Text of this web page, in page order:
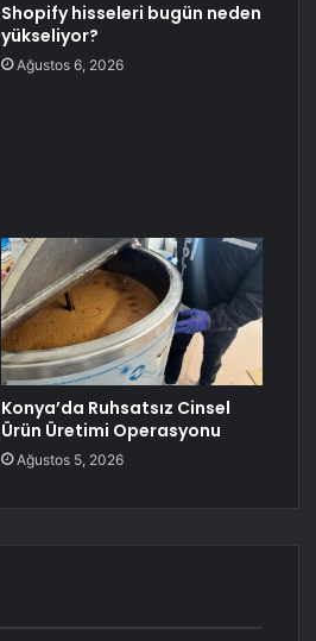
Shopify hisseleri bugün neden
yükseliyor?
Ağustos 6, 2026
Konya’da Ruhsatsız Cinsel
Ürün Üretimi Operasyonu
Ağustos 5, 2026